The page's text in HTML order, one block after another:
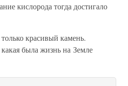
кислорода тогда достигало
красивый камень.
была жизнь на Земле